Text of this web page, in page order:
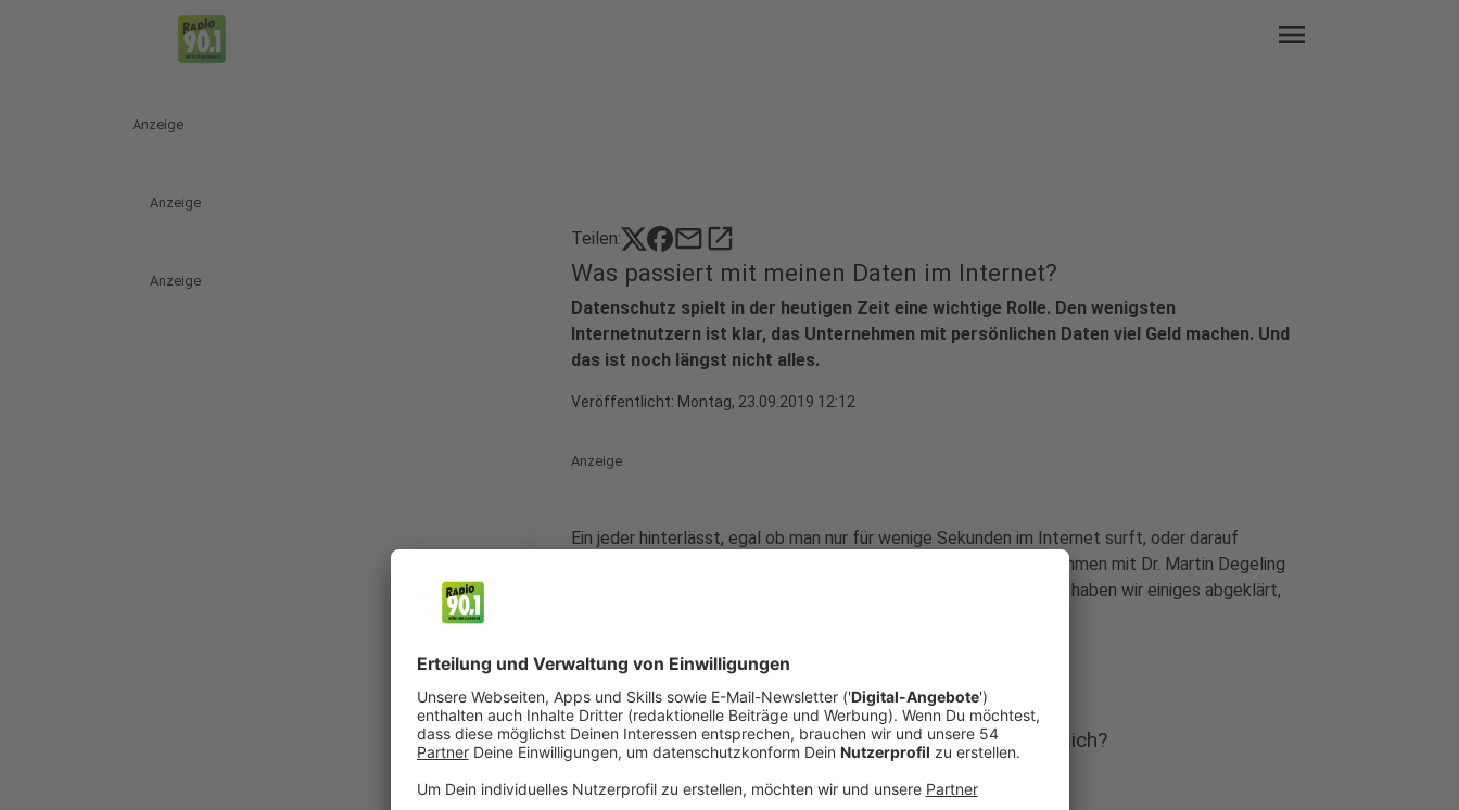
menu
Anzeige
Anzeige
Anzeige
Teilen: mailopen_in_new
Was passiert mit meinen Daten im Internet?
Datenschutz spielt in der heutigen Zeit eine wichtige Rolle. Den wenigsten
Internetnutzern ist klar, das Unternehmen mit persönlichen Daten viel Geld machen. Und
das ist noch längst nicht alles.
Veröffentlicht: Montag, 23.09.2019 12:12
Anzeige
Ein jeder hinterlässt, egal ob man nur für wenige Sekunden im Internet surft, oder darauf
achtet, so sicher wie möglich zu surfen, digitale Fußspuren. Zusammen mit Dr. Martin Degeling
vom Horst-Götz-Institut für IT-Sicherheit an der Ruhruni Bochum, haben wir einiges abgeklärt,
Anzeige
Wo landen die Daten und viele gibts im Internet über mich?